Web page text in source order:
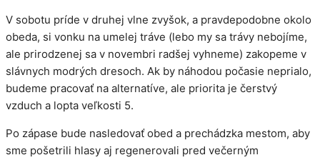
V sobotu príde v druhej vlne zvyšok, a pravdepodobne okolo
obeda, si vonku na umelej tráve (lebo my sa trávy nebojíme,
ale prirodzenej sa v novembri radšej vyhneme) zakopeme v
slávnych modrých dresoch. Ak by náhodou počasie neprialo,
budeme pracovať na alternatíve, ale priorita je čerstvý
vzduch a lopta veľkosti 5.
Po zápase bude nasledovať obed a prechádzka mestom, aby
sme pošetrili hlasy aj regenerovali pred večerným